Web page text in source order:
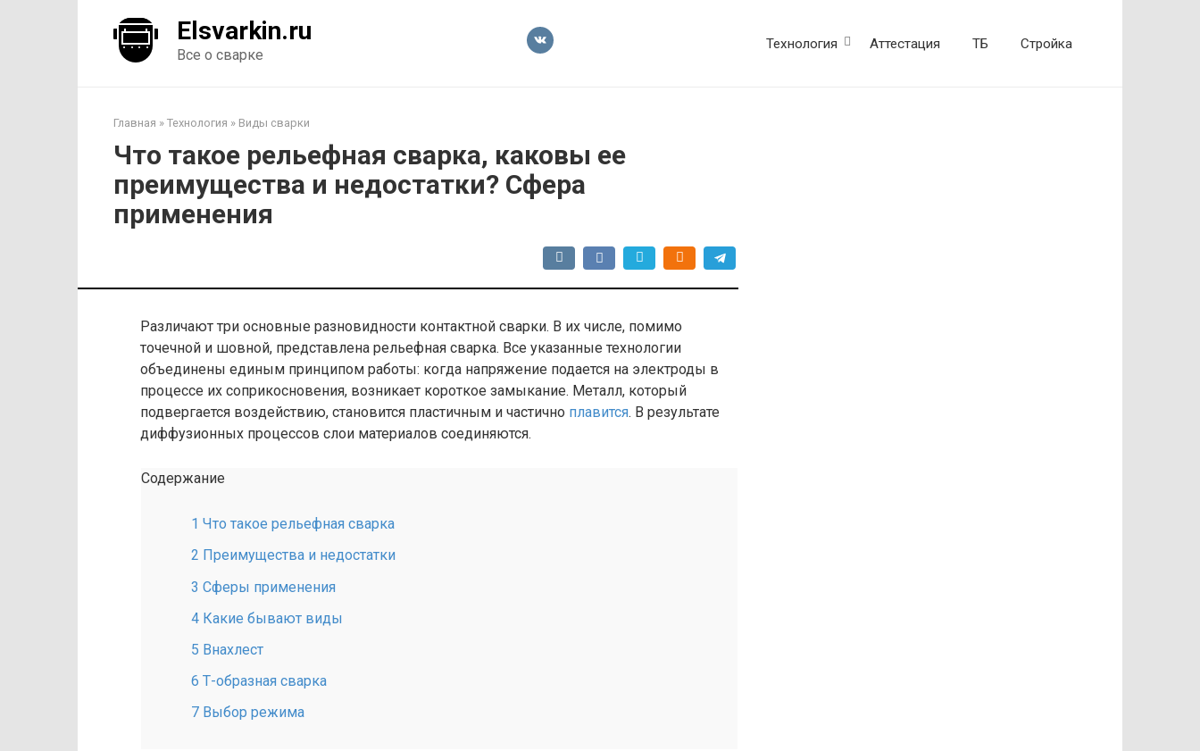
Elsvarkin.ru
Все о сварке
Технология Аттестация ТБ Стройка
Главная » Технология » Виды сварки
Что такое рельефная сварка, каковы ее
преимущества и недостатки? Сфера
применения
Различают три основные разновидности контактной сварки. В их числе, помимо
точечной и шовной, представлена рельефная сварка. Все указанные технологии
объединены единым принципом работы: когда напряжение подается на электроды в
процессе их соприкосновения, возникает короткое замыкание. Металл, который
подвергается воздействию, становится пластичным и частично плавится. В результате
диффузионных процессов слои материалов соединяются.
Содержание
1 Что такое рельефная сварка
2 Преимущества и недостатки
3 Сферы применения
4 Какие бывают виды
5 Внахлест
6 Т-образная сварка
7 Выбор режима